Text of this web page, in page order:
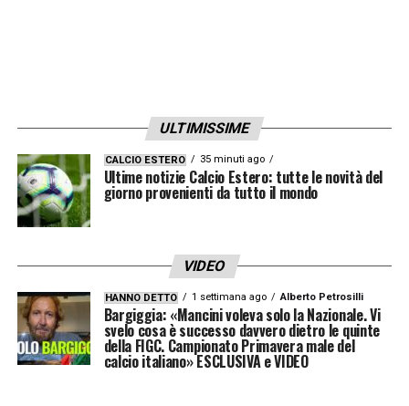
ULTIMISSIME
CALCIO ESTERO 35 minuti ago
Ultime notizie Calcio Estero: tutte le novità del
giorno provenienti da tutto il mondo
VIDEO
HANNO DETTO 1 settimana ago Alberto Petrosilli
Bargiggia: «Mancini voleva solo la Nazionale. Vi
svelo cosa è successo davvero dietro le quinte
della FIGC. Campionato Primavera male del
calcio italiano» ESCLUSIVA e VIDEO